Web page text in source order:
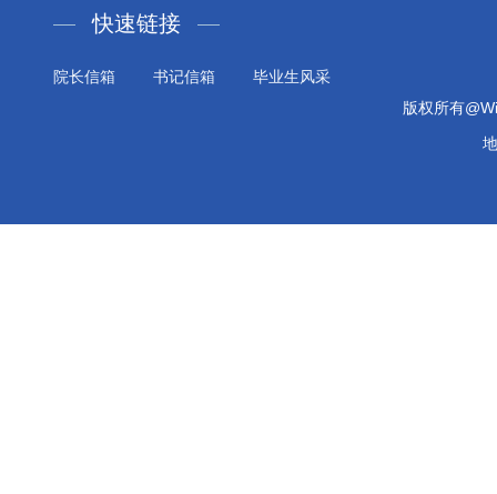
快速链接
院长信箱 书记信箱
毕业生风采
版权所有